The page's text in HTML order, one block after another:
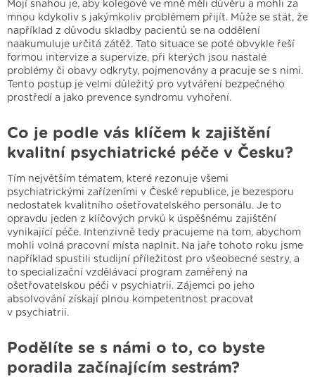
Mojí snahou je, aby kolegové ve mně měli důvěru a mohli za
mnou kdykoliv s jakýmkoliv problémem přijít. Může se stát, že
například z důvodu skladby pacientů se na oddělení
naakumuluje určitá zátěž. Tato situace se poté obvykle řeší
formou intervize a supervize, při kterých jsou nastalé
problémy či obavy odkryty, pojmenovány a pracuje se s nimi.
Tento postup je velmi důležitý pro vytváření bezpečného
prostředí a jako prevence syndromu vyhoření.
Co je podle vás klíčem k zajištění
kvalitní psychiatrické péče v Česku?
Tím největším tématem, které rezonuje všemi
psychiatrickými zařízeními v České republice, je bezesporu
nedostatek kvalitního ošetřovatelského personálu. Je to
opravdu jeden z klíčových prvků k úspěšnému zajištění
vynikající péče. Intenzivně tedy pracujeme na tom, abychom
mohli volná pracovní místa naplnit. Na jaře tohoto roku jsme
například spustili studijní příležitost pro všeobecné sestry, a
to specializační vzdělávací program zaměřený na
ošetřovatelskou péči v psychiatrii. Zájemci po jeho
absolvování získají plnou kompetentnost pracovat
v psychiatrii.
Podělíte se s námi o to, co byste
poradila začínajícím sestrám?